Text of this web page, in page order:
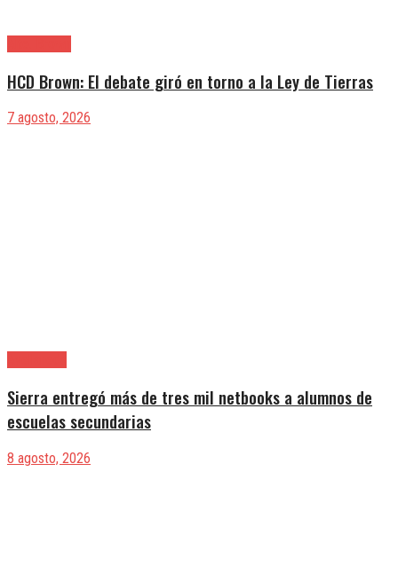
HCD Brown: El debate giró en torno a la Ley de Tierras
7 agosto, 2026
Sierra entregó más de tres mil netbooks a alumnos de
escuelas secundarias
8 agosto, 2026